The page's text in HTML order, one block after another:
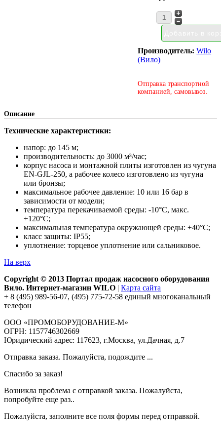
Производитель:Wilo
(Вило)
Отправка транспортной
компанией, самовывоз.
Описание
Технические характеристики:
напор: до 145 м;
производительность: до 3000 м³/час;
корпус насоса и монтажной плиты изготовлен из чугуна
EN-GJL-250, а рабочее колесо изготовлено из чугуна
или бронзы;
максимальное рабочее давление: 10 или 16 бар в
зависимости от модели;
температура перекачиваемой среды: -10°С, макс.
+120°С;
максимальная температура окружающей среды: +40°С;
класс защиты: IP55;
уплотнение: торцевое уплотнение или сальниковое.
На верх
Copyright © 2013 Портал продаж насосного оборудования
Вило. Интернет-магазин WILO | Карта сайта
+ 8 (495) 989-56-07, (495) 775-72-58 единый многоканальный
телефон
ООО «ПРОМОБОРУДОВАНИЕ-М»
ОГРН: 1157746302669
Юридический адрес: 117623, г.Москва, ул.Дачная, д.7
Отправка заказа. Пожалуйста, подождите ...
Спасибо за заказ!
Возникла проблема с отправкой заказа. Пожалуйста,
попробуйте еще раз..
Пожалуйста, заполните все поля формы перед отправкой.